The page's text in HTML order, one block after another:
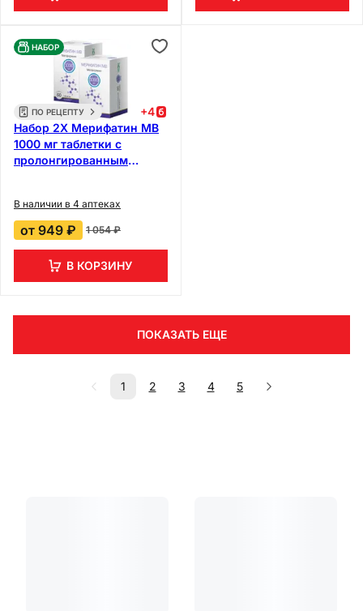
ПО РЕЦЕПТУ
НАБОР
+4
Набор 2Х Мерифатин МВ
1000 мг таблетки с
пролонгированным
В наличии в 4 аптеках
от 949 ₽ 1 054 ₽
В КОРЗИНУ
ПОКАЗАТЬ ЕЩЕ
1 2 3 4 5